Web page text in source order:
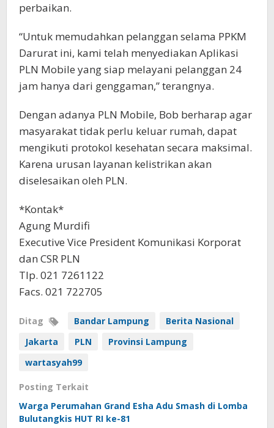
perbaikan.
“Untuk memudahkan pelanggan selama PPKM
Darurat ini, kami telah menyediakan Aplikasi
PLN Mobile yang siap melayani pelanggan 24
jam hanya dari genggaman,” terangnya.
Dengan adanya PLN Mobile, Bob berharap agar
masyarakat tidak perlu keluar rumah, dapat
mengikuti protokol kesehatan secara maksimal.
Karena urusan layanan kelistrikan akan
diselesaikan oleh PLN.
*Kontak*
Agung Murdifi
Executive Vice President Komunikasi Korporat
dan CSR PLN
Tlp. 021 7261122
Facs. 021 722705
Ditag Bandar Lampung
Berita Nasional
Jakarta
PLN
Provinsi Lampung
wartasyah99
Posting Terkait
Warga Perumahan Grand Esha Adu Smash di Lomba
Bulutangkis HUT RI ke-81